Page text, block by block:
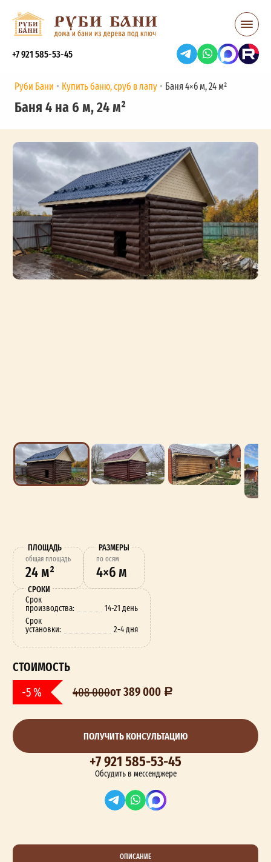
+7 921 585-53-45
Руби Бани Купить баню, сруб в лапу Баня 4×6 м, 24 м²
Баня 4 на 6 м, 24 м²
ПЛОЩАДЬ
oбщая площадь
24 м²
РАЗМЕРЫ
по осям
4×6 м
СРОКИ
Срок
производства:
14-21 день
Срок
установки: 2-4 дня
СТОИМОСТЬ
-5 % 408 000от 389 000
ПОЛУЧИТЬ КОНСУЛЬТАЦИЮ
+7 921 585-53-45
Обсудить в мессенджере
ОПИСАНИЕ